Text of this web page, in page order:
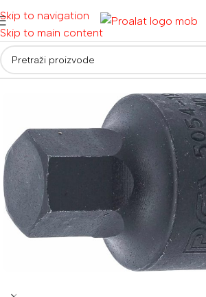
Skip to navigation
Skip to main content
Početna/ Pribor/Nasadni ključevi